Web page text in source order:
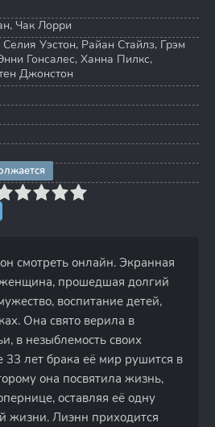
, Чак Лорри
Селия Уэстон, Райан Стайлз, Грэм
Гонсалес, Ханна Пилкс,
Джонстон
смотреть онлайн. Экранная
прошедшая долгий
воспитание детей,
Она свято верила в
в незыблемость своих
33 лет брака её мир рушится в
она посвятила жизнь,
оставляя её одну
жизни. Лиэнн приходится